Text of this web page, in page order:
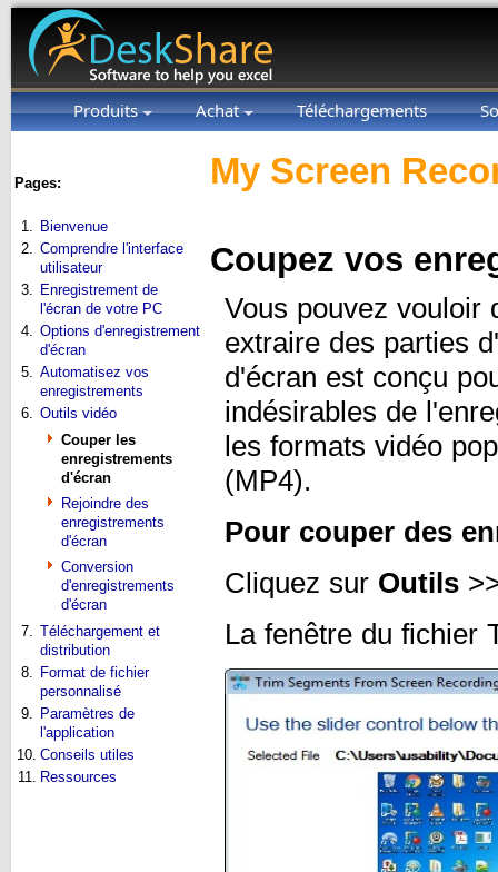
Produits Achat Téléchargements
Pages:
1. Bienvenue
2. Comprendre l'interface
utilisateur
3. Enregistrement de
l'écran de votre PC
4. Options d'enregistrement
d'écran
5. Automatisez vos
enregistrements
6. Outils vidéo
Couper les
enregistrements
d'écran
Rejoindre des
enregistrements
d'écran
Conversion
d'enregistrements
d'écran
7. Téléchargement et
distribution
8. Format de fichier
personnalisé
9. Paramètres de
l'application
10. Conseils utiles
11. Ressources
My Screen
Coupez vos
Vous pouvez vouloir
extraire des parties
d'écran est conçu
indésirables de
les formats vidéo
(MP4).
Pour couper des
Cliquez sur Outils
La fenêtre du fichier